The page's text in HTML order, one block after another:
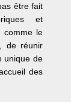
être fait
et
comme le
de réunir
unique de
des